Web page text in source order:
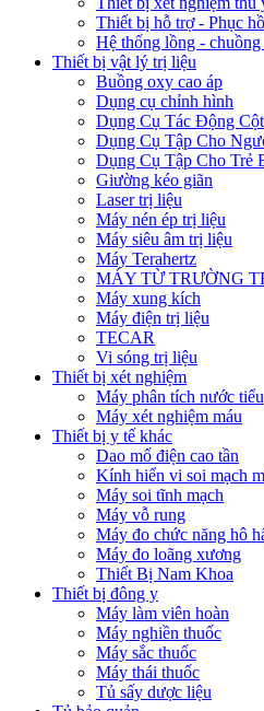
Thiết bị hỗ trợ - Phục
Hệ thống lồng -
Thiết bị vật lý trị liệu
Buồng oxy cao áp
Dụng cụ chỉnh hình
Dụng Cụ Tác Động
Dụng Cụ Tập Cho
Dụng Cụ Tập Cho Trẻ
Giường kéo giãn
Laser trị liệu
Máy nén ép trị liệu
Máy siêu âm trị liệu
Máy Terahertz
MÁY TỪ TRƯỜNG
Máy xung kích
Máy điện trị liệu
TECAR
Vi sóng trị liệu
Thiết bị xét nghiệm
Máy phân tích nước tiểu
Máy xét nghiệm máu
Thiết bị y tế khác
Dao mổ điện cao tần
Kính hiển vi soi mạch
Máy soi tĩnh mạch
Máy vỗ rung
Máy đo chức năng hô
Máy đo loãng xương
Thiết Bị Nam Khoa
Thiết bị đông y
Máy làm viên hoàn
Máy nghiền thuốc
Máy sắc thuốc
Máy thái thuốc
Tủ sấy dược liệu